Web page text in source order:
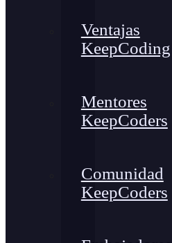
Ventajas
KeepCoding
Mentores
KeepCoders
Comunidad
KeepCoders